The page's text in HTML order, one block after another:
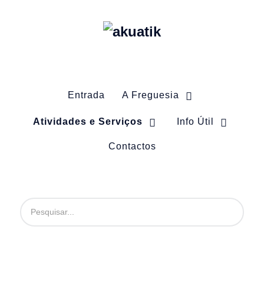
Entrada A Freguesia
Atividades e Serviços Info Útil
Contactos